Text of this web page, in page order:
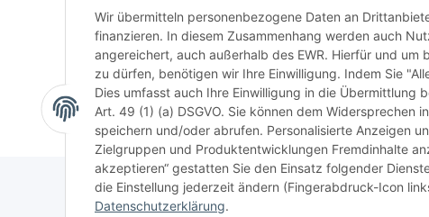
Wir übermitteln personenbezogene Daten an
finanzieren. In diesem Zusammenhang werden auch
angereichert, auch außerhalb des EWR. Hierfür und
zu dürfen, benötigen wir Ihre Einwilligung. Indem Sie
Dies umfasst auch Ihre Einwilligung in die Übermittlung
Art. 49 (1) (a) DSGVO. Sie können dem Widersprechen
speichern und/oder abrufen. Personalisierte Anzeigen
Zielgruppen und Produktentwicklungen Fremdinhalte
akzeptieren“ gestatten Sie den Einsatz folgender
die Einstellung jederzeit ändern (Fingerabdruck-Icon
Datenschutzerklärung.